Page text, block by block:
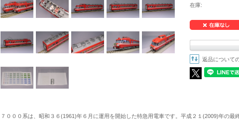
在庫:
返品について
７０００系は、昭和３６(1961)年６月に運用を開始した特急用電車です。平成２１(2009)年の最